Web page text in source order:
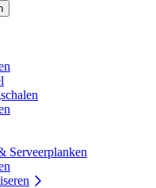
Serveerplanken